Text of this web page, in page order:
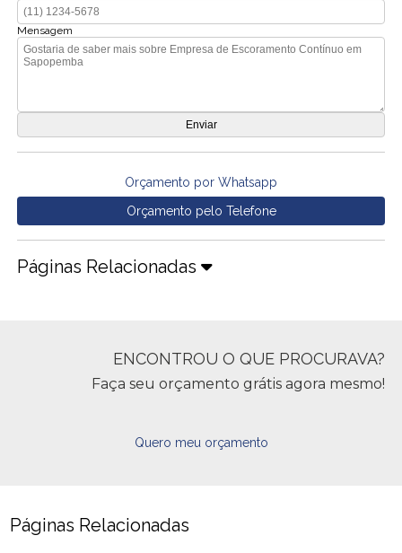
Mensagem
Orçamento por Whatsapp
Orçamento pelo Telefone
Páginas Relacionadas
ENCONTROU O QUE PROCURAVA?
Faça seu orçamento grátis agora mesmo!
Quero meu orçamento
Páginas Relacionadas